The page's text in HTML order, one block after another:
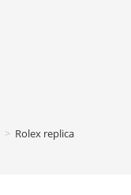
> Rolex replica